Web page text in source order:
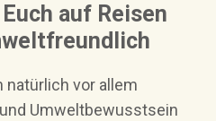
auf Reisen
natürlich vor allem
Umweltbewusstsein